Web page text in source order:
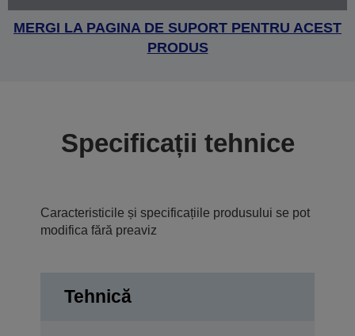
MERGI LA PAGINA DE SUPORT PENTRU ACEST
PRODUS
Specificații tehnice
Caracteristicile și specificațiile produsului se pot
modifica fără preaviz
Tehnică